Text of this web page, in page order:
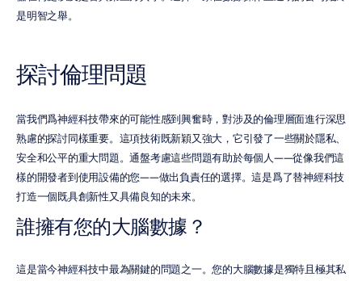
是明智之舉。
探討倫理問題
當我們爲神經科技帶來的可能性感到興奮時，對涉及的倫理層面進行深思
熟慮的探討同樣重要。這項技術既新穎又強大，它引發了一些關於隱私、
安全和公平的重大問題。通盤考慮這些問題有助於每個人——從像我們這
樣的開發者到使用設備的您——做出負責任的選擇。這是爲了替神經科技
打造一個既具創新性又具備良知的未來。
誰擁有您的大腦數據？
這是當今神經科技中最為關鍵的問題之一。您的大腦數據是獨特且極其私